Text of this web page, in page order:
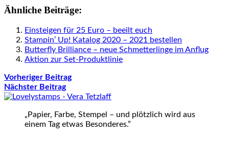
Ähnliche Beiträge:
Einsteigen für 25 Euro – beeilt euch
Stampin’ Up! Katalog 2020 – 2021 bestellen
Butterfly Brilliance – neue Schmetterlinge im Anflug
Aktion zur Set-Produktlinie
Vorheriger Beitrag
Nächster Beitrag
„Papier, Farbe, Stempel – und plötzlich wird aus
einem Tag etwas Besonderes.”